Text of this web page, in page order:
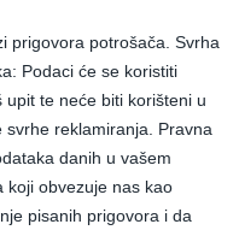
prigovora potrošača. Svrha
Podaci će se koristiti
upit te neće biti korišteni u
reklamiranja. Pravna
danih u vašem
koji obvezuje nas kao
pisanih prigovora i da